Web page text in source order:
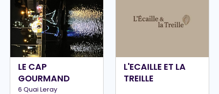
LE CAP
GOURMAND
6 Quai Leray
L'ECAILLE ET LA
TREILLE